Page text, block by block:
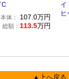
本体： 107.0万円
総額： 113.5万円
▲上へ戻る